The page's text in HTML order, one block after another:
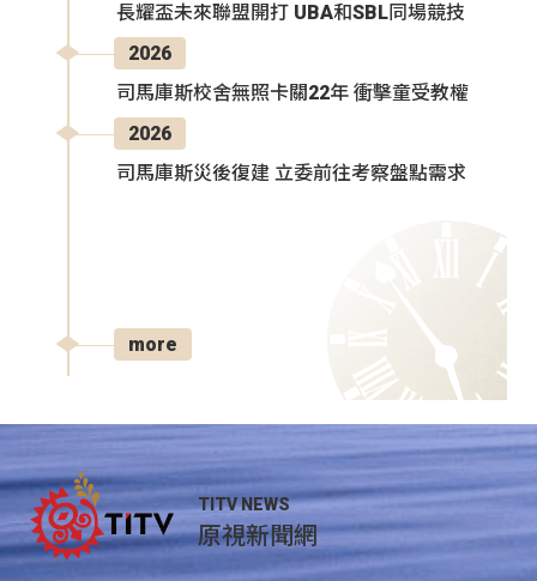
長耀盃未來聯盟開打 UBA和SBL同場競技
2026
司馬庫斯校舍無照卡關22年 衝擊童受教權
2026
司馬庫斯災後復建 立委前往考察盤點需求
more
TITV NEWS
原視新聞網